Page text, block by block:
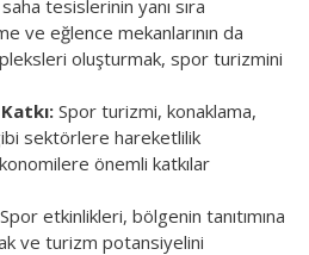
saha tesislerinin yanı sıra
ve eğlence mekanlarının da
oluşturmak, spor turizmini
Spor turizmi, konaklama,
sektörlere hareketlilik
önemli katkılar
Spor etkinlikleri, bölgenin tanıtımına
ve turizm potansiyelini